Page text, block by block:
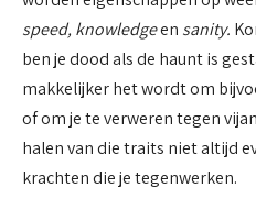
speed, knowledgeen sanity.
ben je dood als de haunt is
makkelijker het wordt om
of om je te verweren tegen
halen van die traits niet altijd
krachten die je tegenwerken.